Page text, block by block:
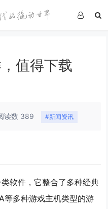
值得下载
读数 389 #新闻资讯
软件，它整合了多种经典
等多种游戏主机类型的游